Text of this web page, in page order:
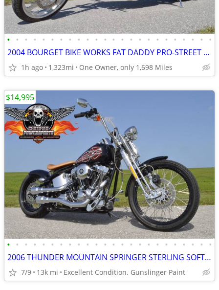
• • • • • • • • • • • • • • • • • • • • • • • •
2004 BOURGET BIKE WORKS FAT DADDY PRO-STREET 300 SOFTAIL CHOPPER
1h ago 1,323mi One Owner, only 1,698 Miles
• • • • • • • • • • • • • • • • • • • • • • • •
2006 THUNDER MOUNTAIN SPRINGER STERLING SOFTAIL CHOPPER BOBBER
7/9 13k mi Excellent Condition. Gunslinger Paint
$14,995